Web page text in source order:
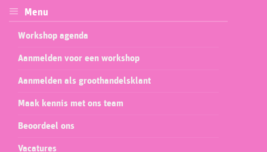
Menu
Workshop agenda
Aanmelden voor een workshop
Aanmelden als groothandelsklant
Maak kennis met ons team
Beoordeel ons
Vacatures